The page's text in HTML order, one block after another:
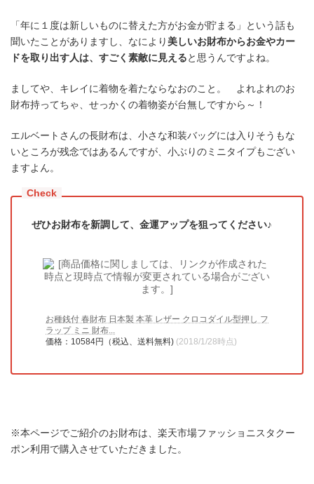
「年に１度は新しいものに替えた方がお金が貯まる」という話も
聞いたことがありますし、なにより美しいお財布からお金やカー
ドを取り出す人は、すごく素敵に見えると思うんですよね。
ましてや、キレイに着物を着たならなおのこと。 よれよれのお
財布持ってちゃ、せっかくの着物姿が台無しですから～！
エルベートさんの長財布は、小さな和装バッグには入りそうもな
いところが残念ではあるんですが、小ぶりのミニタイプもござい
ますよん。
ぜひお財布を新調して、金運アップを狙ってください♪
お種銭付 春財布 日本製 本革 レザー クロコダイル型押し フ
ラップ ミニ 財布...
価格：10584円（税込、送料無料) (2018/1/28時点)
※本ページでご紹介のお財布は、楽天市場ファッショニスタクー
ポン利用で購入させていただきました。